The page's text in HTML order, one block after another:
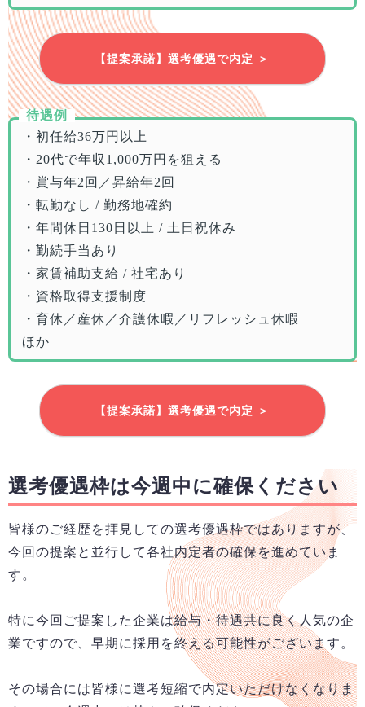
【提案承諾】選考優遇で内定 ＞
待遇例
・初任給36万円以上
・20代で年収1,000万円を狙える
・賞与年2回／昇給年2回
・転勤なし / 勤務地確約
・年間休日130日以上 / 土日祝休み
・勤続手当あり
・家賃補助支給 / 社宅あり
・資格取得支援制度
・育休／産休／介護休暇／リフレッシュ休暇
ほか
【提案承諾】選考優遇で内定 ＞
選考優遇枠は今週中に確保ください
皆様のご経歴を拝見しての選考優遇枠ではありますが、
今回の提案と並行して各社内定者の確保を進めていま
す。
特に今回ご提案した企業は給与・待遇共に良く人気の企
業ですので、早期に採用を終える可能性がございます。
その場合には皆様に選考短縮で内定いただけなくなりま